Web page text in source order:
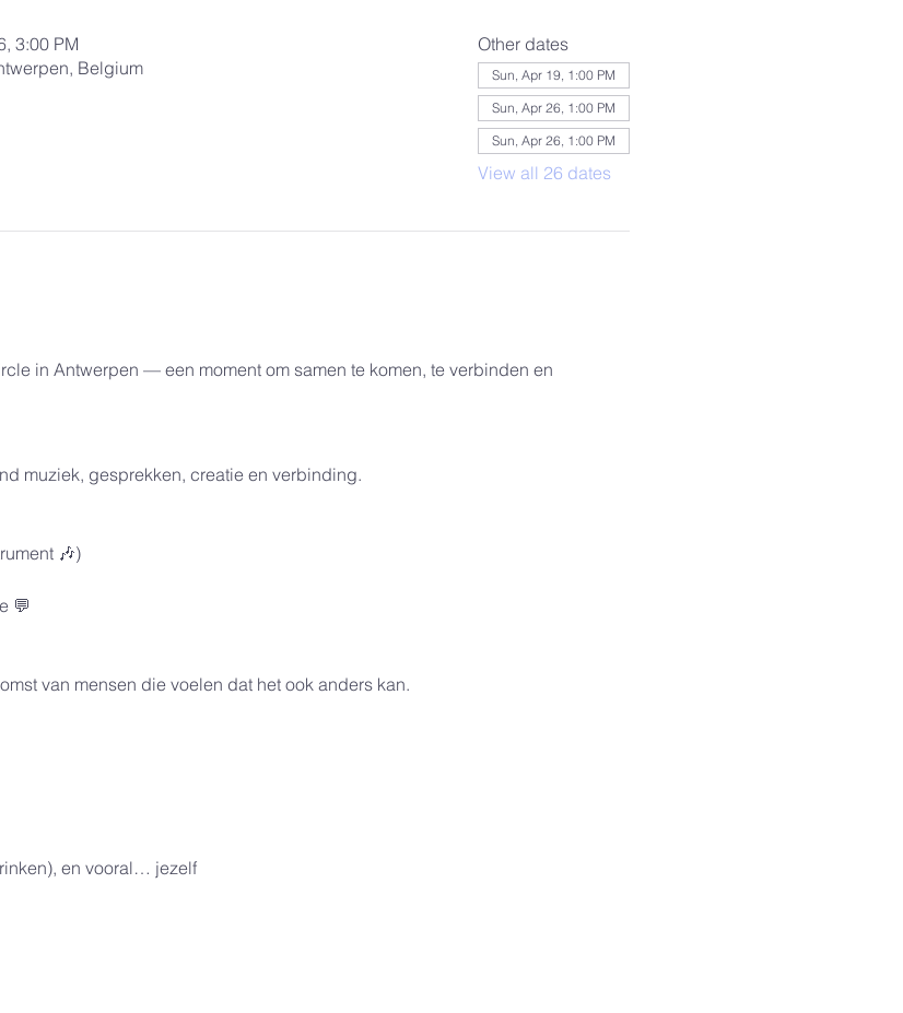
3:00 PM
Belgium
Other dates
Sun, Apr 19, 1:00 PM
Sun, Apr 26, 1:00 PM
Sun, Apr 26, 1:00 PM
View all 26 dates
in Antwerpen — een moment om samen te komen, te verbinden en
muziek, gesprekken, creatie en verbinding.
🎶)
💬
van mensen die voelen dat het ook anders kan.
en vooral… jezelf